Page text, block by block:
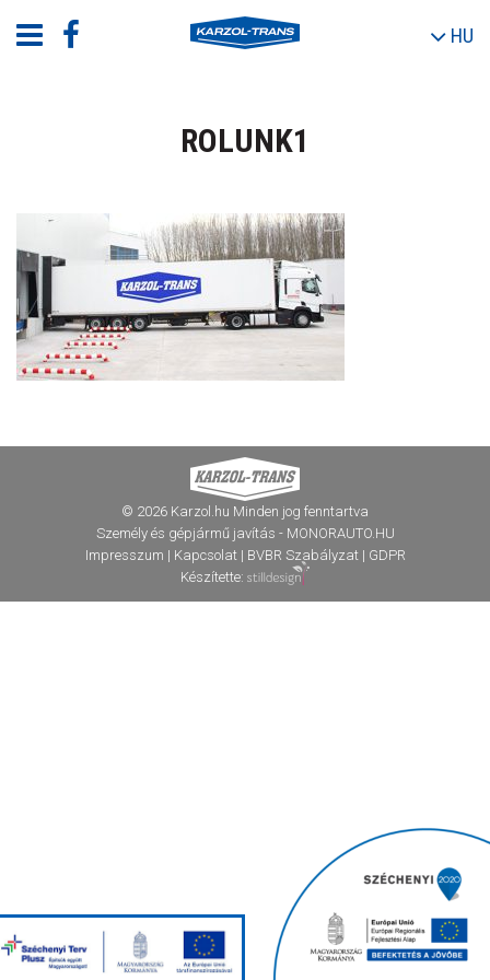
HU
ROLUNK1
© 2026 Karzol.hu Minden jog fenntartva
Személy és gépjármű javítás - MONORAUTO.HU
Impresszum | Kapcsolat| BVBR Szabályzat| GDPR
Készítette: